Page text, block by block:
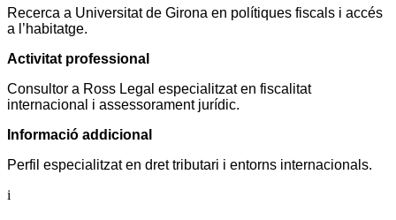
Recerca a Universitat de Girona en polítiques fiscals i accés
a l’habitatge.
Activitat professional
Consultor a Ross Legal especialitzat en fiscalitat
internacional i assessorament jurídic.
Informació addicional
Perfil especialitzat en dret tributari i entorns internacionals.
i